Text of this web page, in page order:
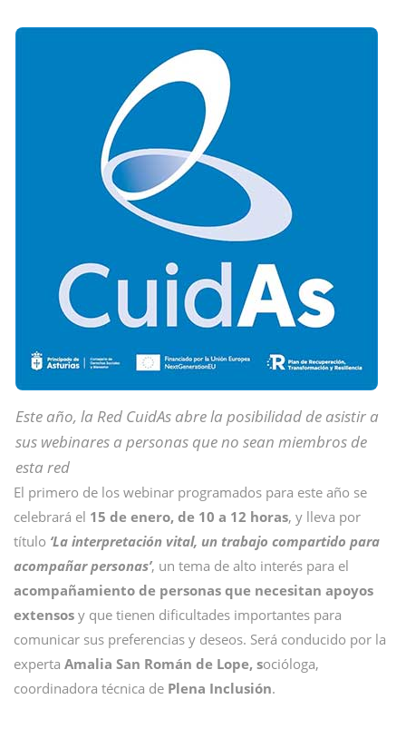
Este año, la Red CuidAs abre la posibilidad de asistir a
sus webinares a personas que no sean miembros de
esta red
El primero de los webinar programados para este año se
celebrará el 15 de enero, de 10 a 12 horas, y lleva por
título ‘La interpretación vital, un trabajo compartido para
acompañar personas’, un tema de alto interés para el
acompañamiento de personas que necesitan apoyos
extensos y que tienen dificultades importantes para
comunicar sus preferencias y deseos. Será conducido por la
experta Amalia San Román de Lope, socióloga,
coordinadora técnica de Plena Inclusión.